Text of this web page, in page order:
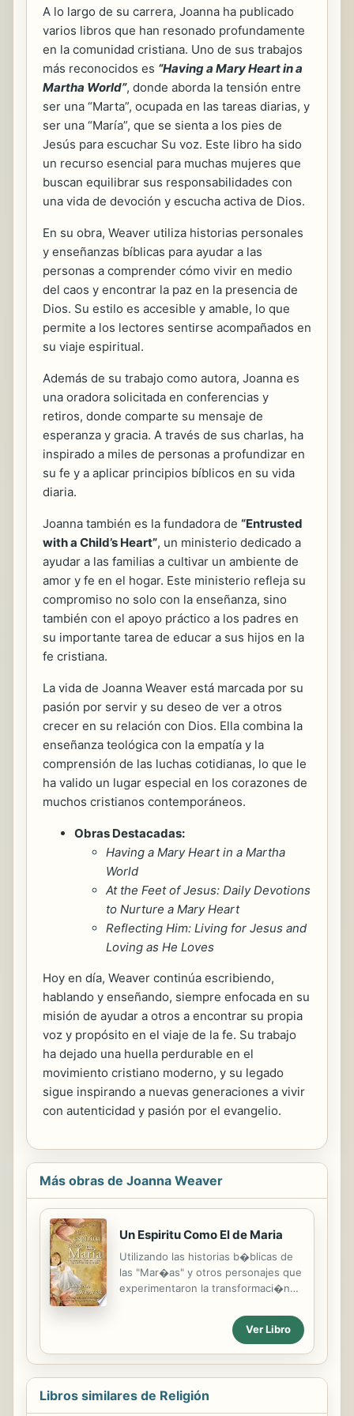
A lo largo de su carrera, Joanna ha publicado
varios libros que han resonado profundamente
en la comunidad cristiana. Uno de sus trabajos
más reconocidos es “Having a Mary Heart in a
Martha World”, donde aborda la tensión entre
ser una “Marta”, ocupada en las tareas diarias, y
ser una “María”, que se sienta a los pies de
Jesús para escuchar Su voz. Este libro ha sido
un recurso esencial para muchas mujeres que
buscan equilibrar sus responsabilidades con
una vida de devoción y escucha activa de Dios.
En su obra, Weaver utiliza historias personales
y enseñanzas bíblicas para ayudar a las
personas a comprender cómo vivir en medio
del caos y encontrar la paz en la presencia de
Dios. Su estilo es accesible y amable, lo que
permite a los lectores sentirse acompañados en
su viaje espiritual.
Además de su trabajo como autora, Joanna es
una oradora solicitada en conferencias y
retiros, donde comparte su mensaje de
esperanza y gracia. A través de sus charlas, ha
inspirado a miles de personas a profundizar en
su fe y a aplicar principios bíblicos en su vida
diaria.
Joanna también es la fundadora de “Entrusted
with a Child’s Heart”, un ministerio dedicado a
ayudar a las familias a cultivar un ambiente de
amor y fe en el hogar. Este ministerio refleja su
compromiso no solo con la enseñanza, sino
también con el apoyo práctico a los padres en
su importante tarea de educar a sus hijos en la
fe cristiana.
La vida de Joanna Weaver está marcada por su
pasión por servir y su deseo de ver a otros
crecer en su relación con Dios. Ella combina la
enseñanza teológica con la empatía y la
comprensión de las luchas cotidianas, lo que le
ha valido un lugar especial en los corazones de
muchos cristianos contemporáneos.
Obras Destacadas:
Having a Mary Heart in a Martha
World
At the Feet of Jesus: Daily Devotions
to Nurture a Mary Heart
Reflecting Him: Living for Jesus and
Loving as He Loves
Hoy en día, Weaver continúa escribiendo,
hablando y enseñando, siempre enfocada en su
misión de ayudar a otros a encontrar su propia
voz y propósito en el viaje de la fe. Su trabajo
ha dejado una huella perdurable en el
movimiento cristiano moderno, y su legado
sigue inspirando a nuevas generaciones a vivir
con autenticidad y pasión por el evangelio.
Más obras de Joanna Weaver
Un Espiritu Como El de Maria
Utilizando las historias b�blicas de
las "Mar�as" y otros personajes que
experimentaron la transformaci�n
muestra c�mo se puede encontrar
esperanza, sanidad, integridad y la
alegr�a que nuestro coraz�n
anhela. Joanna Weaver equipa al
y unas herramientas para que pueda
Ver Libro
Libros similares de Religión